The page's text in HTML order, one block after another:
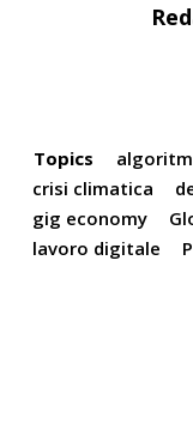
Topics
crisi climatica
gig economy
lavoro digitale